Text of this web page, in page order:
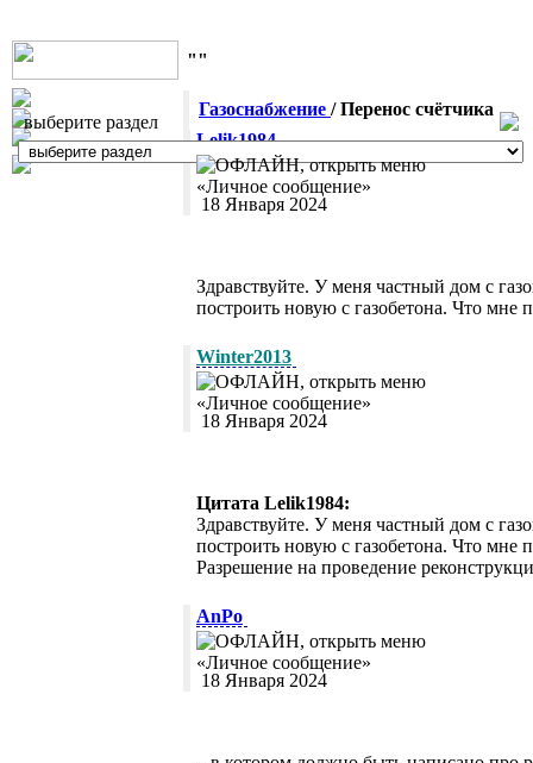
выберите раздел
""
Газоснабжение / Перенос счётчика
Lelik1984
18 Января 2024
Здравствуйте. У меня частный дом с
построить новую с газобетона. Что мне
Winter2013
18 Января 2024
Цитата Lelik1984:
Здравствуйте. У меня частный дом с
построить новую с газобетона. Что мне
Разрешение на проведение
AnPo
18 Января 2024